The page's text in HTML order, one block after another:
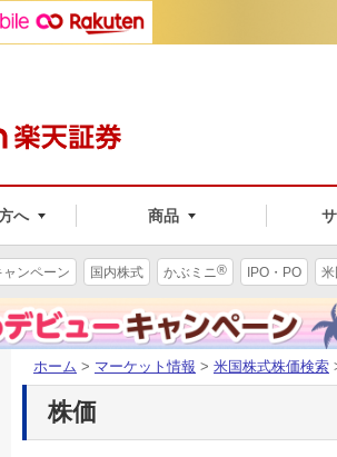
へ 商品
ャンペーン 国内株式 かぶミニ® IPO・PO
ホーム > マーケット情報 > 米国株式株価検索
株価